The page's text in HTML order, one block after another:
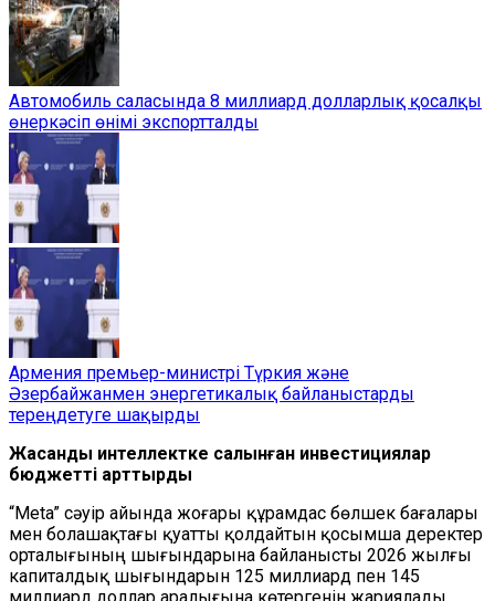
Автомобиль саласында 8 миллиард долларлық қосалқы
өнеркәсіп өнімі экспортталды
Армения премьер-министрі Түркия және
Әзербайжанмен энергетикалық байланыстарды
тереңдетуге шақырды
Жасанды интеллектке салынған инвестициялар
бюджетті арттырды
“Meta” сәуір айында жоғары құрамдас бөлшек бағалары
мен болашақтағы қуатты қолдайтын қосымша деректер
орталығының шығындарына байланысты 2026 жылғы
капиталдық шығындарын 125 миллиард пен 145